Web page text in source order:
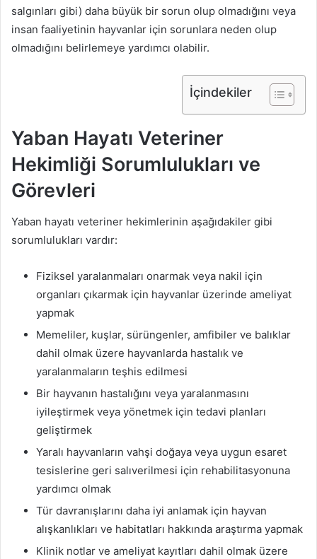
salgınları gibi) daha büyük bir sorun olup olmadığını veya
insan faaliyetinin hayvanlar için sorunlara neden olup
olmadığını belirlemeye yardımcı olabilir.
İçindekiler
Yaban Hayatı Veteriner
Hekimliği Sorumlulukları ve
Görevleri
Yaban hayatı veteriner hekimlerinin aşağıdakiler gibi
sorumlulukları vardır:
Fiziksel yaralanmaları onarmak veya nakil için
organları çıkarmak için hayvanlar üzerinde ameliyat
yapmak
Memeliler, kuşlar, sürüngenler, amfibiler ve balıklar
dahil olmak üzere hayvanlarda hastalık ve
yaralanmaların teşhis edilmesi
Bir hayvanın hastalığını veya yaralanmasını
iyileştirmek veya yönetmek için tedavi planları
geliştirmek
Yaralı hayvanların vahşi doğaya veya uygun esaret
tesislerine geri salıverilmesi için rehabilitasyonuna
yardımcı olmak
Tür davranışlarını daha iyi anlamak için hayvan
alışkanlıkları ve habitatları hakkında araştırma yapmak
Klinik notlar ve ameliyat kayıtları dahil olmak üzere